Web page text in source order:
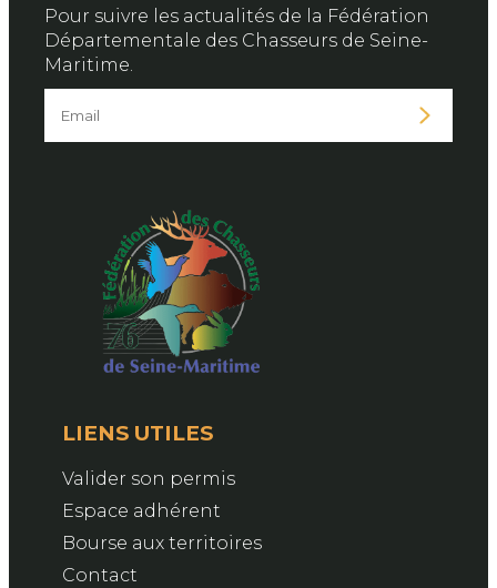
Pour suivre les actualités de la Fédération
Départementale des Chasseurs de Seine-
Maritime.
LIENS UTILES
Valider son permis
Espace adhérent
Bourse aux territoires
Contact